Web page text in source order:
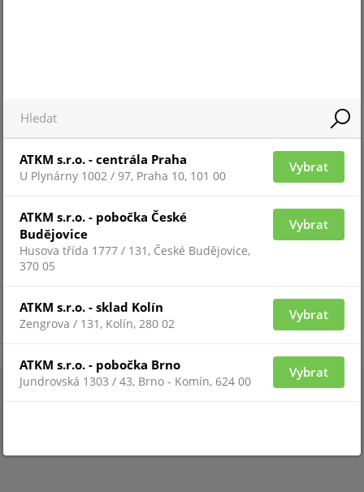
Pro zobrazení informací je nutné být
přihlášený
Pro
ZAŘAZENÍ ZBOŽÍ
systémy TECNOALARM
ATKM s.r.o. - centrála Praha
U Plynárny 1002 / 97, Praha 10, 101 00
Vybrat
ATKM s.r.o. - pobočka České
Budějovice
Husova třída 1777 / 131, České Budějovice,
370 05
Vybrat
ATKM s.r.o. - sklad Kolín
Zengrova / 131, Kolín, 280 02
Vybrat
ATKM s.r.o. - pobočka Brno
Jundrovská 1303 / 43, Brno - Komín, 624 00
Vybrat